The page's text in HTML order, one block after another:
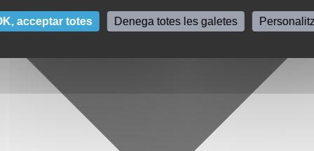
acceptar totes Denega totes les galetes